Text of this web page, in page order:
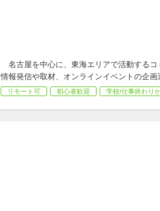
名古屋を中心に、東海エリアで活動する
情報発信や取材、オンラインイベントの企画
リモート可 初心者歓迎 学校/仕事終わり